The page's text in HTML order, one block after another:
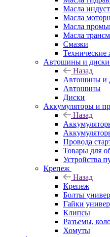
Масла
Масла
Масла
Масла
Смазки
Технические
Автошины и диски
Назад
Автошины и
Автошины
Диски
Аккумуляторы и
Назад
Провода
Товары для
Устройства
Крепеж
Назад
Крепеж
Болты
Гайки
Клипсы
Разъемы,
Хомуты